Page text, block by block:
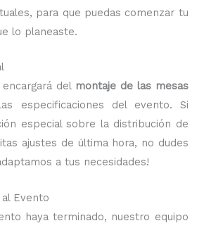
para que puedas comenzar tu
lo planeaste.
del montaje de las mesas
especificaciones del evento. Si
especial sobre la distribución de
ajustes de última hora, no dudes
a tus necesidades!
Evento
haya terminado, nuestro equipo